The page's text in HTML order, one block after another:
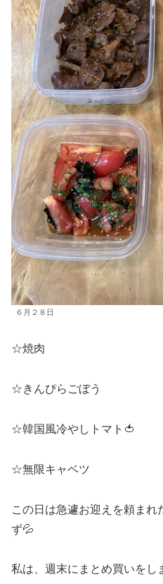
６月２８日
☆焼肉
☆きんぴらごぼう
☆韓国風冷やしトマト🍅
☆無限キャベツ
この日は急遽お迎えを頼まれ
ず💦
私は、週末にまとめ買いをし